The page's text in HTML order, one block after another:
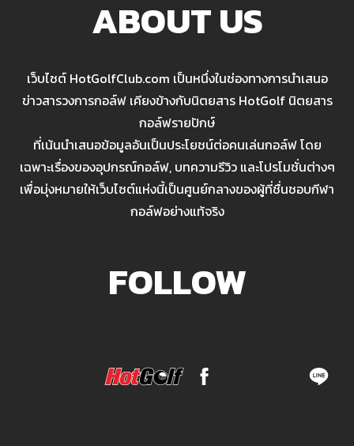
ABOUT US
เว็บไซต์ HotGolfClub.com เป็นหนึ่งในช่องทางการนำเสนอ
ข่าวสารวงการกอล์ฟ เคียงข้างกับนิตยสาร HotGolf นิตยสาร
กอล์ฟรายปักษ์
ที่เน้นนำเสนอข้อมูลอันเป็นประโยชน์ต่อคนเล่นกอล์ฟ โดย
เฉพาะเรื่องของอุปกรณ์กอล์ฟ, บทความรีวิว และโปรโมชั่นต่างๆ
เพื่อมุ่งหมายให้เว็บไซต์แห่งนี้เป็นศูนย์กลางของผู้ที่ชื่นชอบกีฬา
กอล์ฟอย่างแท้จริง
FOLLOW